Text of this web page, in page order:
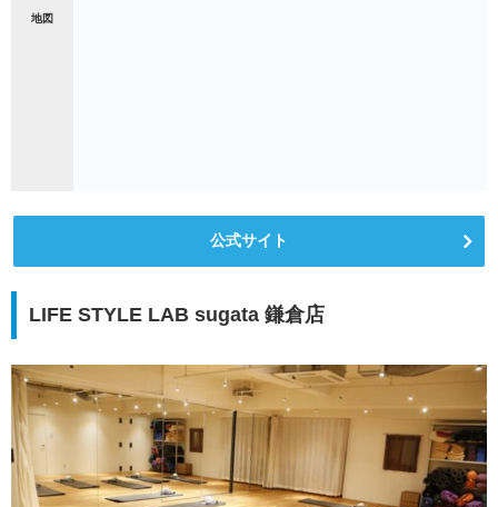
地図
公式サイト
LIFE STYLE LAB sugata 鎌倉店